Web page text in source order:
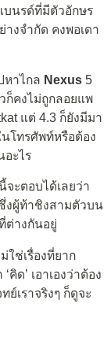
บนรด์ที่มีตัวอักษร
งจำกัด คงพอเดา
หาไกล Nexus 5
ก็คงไม่ถูกลอยแพ
แต่ 4.3 ก็ยังมีมา
โทรศัพท์หรือต้อง
อะไร
ะตอบได้เลยว่า
งผู้ท้าชิงสามตัวบน
ต่างกันอยู่
ใช่เรื่องที่ยาก
คิด’ เอาเองว่าต้อง
ย์เราจริงๆ ก็ดูจะ